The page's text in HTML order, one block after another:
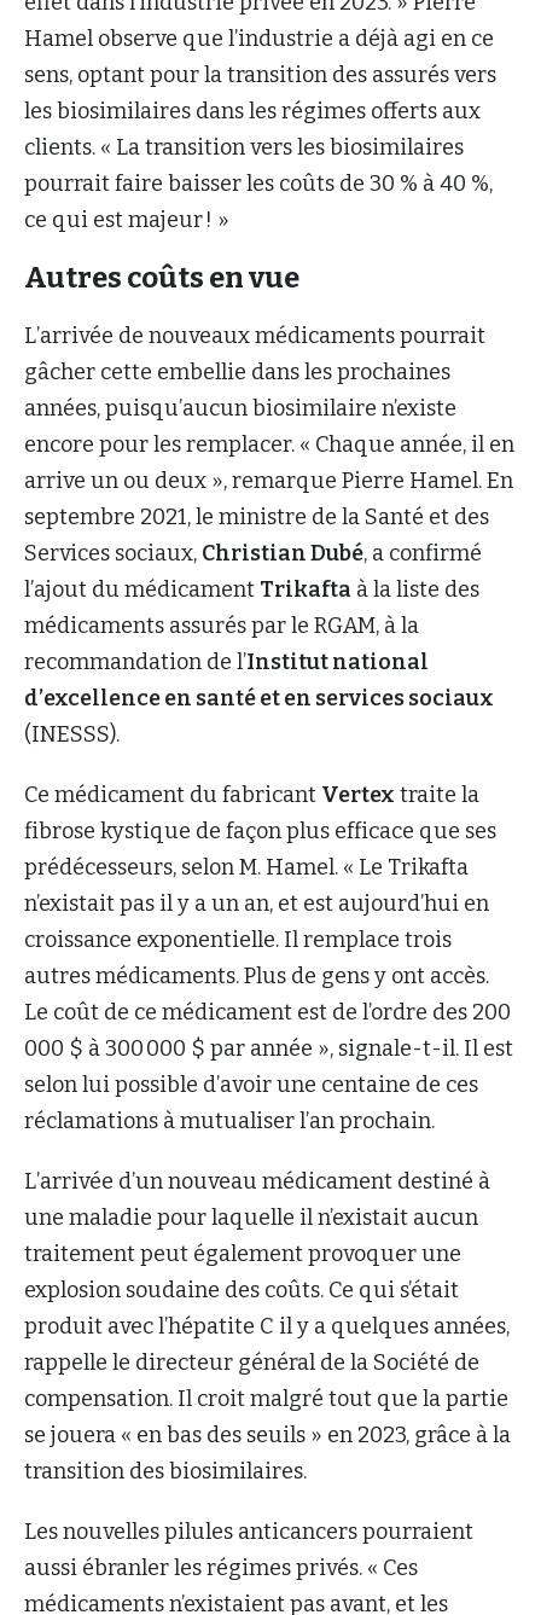
Hamel observe que l’industrie a déjà agi en ce
sens, optant pour la transition des assurés vers
les biosimilaires dans les régimes offerts aux
clients. « La transition vers les biosimilaires
pourrait faire baisser les coûts de 30 % à 40 %,
ce qui est majeur ! »
Autres coûts en vue
L’arrivée de nouveaux médicaments pourrait
gâcher cette embellie dans les prochaines
années, puisqu’aucun biosimilaire n’existe
encore pour les remplacer. « Chaque année, il en
arrive un ou deux », remarque Pierre Hamel. En
septembre 2021, le ministre de la Santé et des
Services sociaux, Christian Dubé, a confirmé
l’ajout du médicament Trikafta à la liste des
médicaments assurés par le RGAM, à la
recommandation de l’Institut national
d’excellence en santé et en services sociaux
(INESSS).
Ce médicament du fabricant Vertex traite la
fibrose kystique de façon plus efficace que ses
prédécesseurs, selon M. Hamel. « Le Trikafta
n’existait pas il y a un an, et est aujourd’hui en
croissance exponentielle. Il remplace trois
autres médicaments. Plus de gens y ont accès.
Le coût de ce médicament est de l’ordre des 200
000 $ à 300 000 $ par année », signale-t-il. Il est
selon lui possible d’avoir une centaine de ces
réclamations à mutualiser l’an prochain.
L’arrivée d’un nouveau médicament destiné à
une maladie pour laquelle il n’existait aucun
traitement peut également provoquer une
explosion soudaine des coûts. Ce qui s’était
produit avec l’hépatite C il y a quelques années,
rappelle le directeur général de la Société de
compensation. Il croit malgré tout que la partie
se jouera « en bas des seuils » en 2023, grâce à la
transition des biosimilaires.
Les nouvelles pilules anticancers pourraient
aussi ébranler les régimes privés. « Ces
médicaments n’existaient pas avant, et les